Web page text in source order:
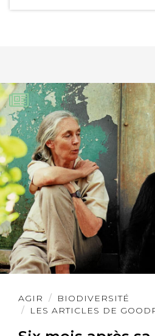
AGIR
BIODIVERSITÉ
LES ARTICLES DE
Lire
l'article